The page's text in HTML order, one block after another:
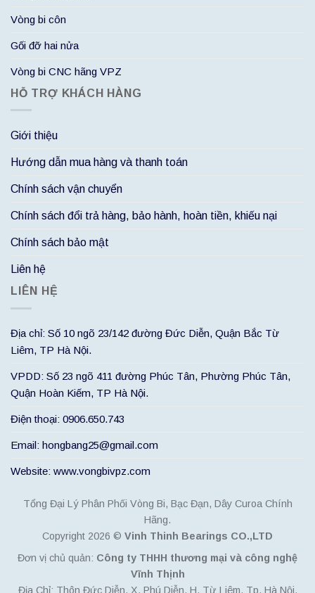
Vòng bi côn
Gối đỡ hai nửa
Vòng bi CNC hãng VPZ
HỖ TRỢ KHÁCH HÀNG
Giới thiệu
Hướng dẫn mua hàng và thanh toán
Chính sách vận chuyển
Chính sách đổi trả hàng, bảo hành, hoàn tiền, khiếu nại
Chính sách bảo mật
Liên hệ
LIÊN HỆ
Địa chỉ: Số 10 ngõ 23/142 đường Đức Diễn, Quận Bắc Từ
Liêm, TP Hà Nội.
VPDD: Số 23 ngõ 411 đường Phúc Tân, Phường Phúc Tân,
Quận Hoàn Kiếm, TP Hà Nội.
Điện thoại: 0906.650.743
Email: hongbang25@gmail.com
Website: www.vongbivpz.com
Tổng Đại Lý Phân Phối Vòng Bi, Bạc Đạn, Dây Curoa Chính
Hãng.
Copyright 2026 © Vinh Thinh Bearings CO.,LTD
Đơn vị chủ quản: Công ty THHH thương mại và công nghệ
Vĩnh Thịnh
Địa Chỉ: Thôn Đức Diễn, X. Phú Diễn, H. Từ Liêm, Tp. Hà Nội.